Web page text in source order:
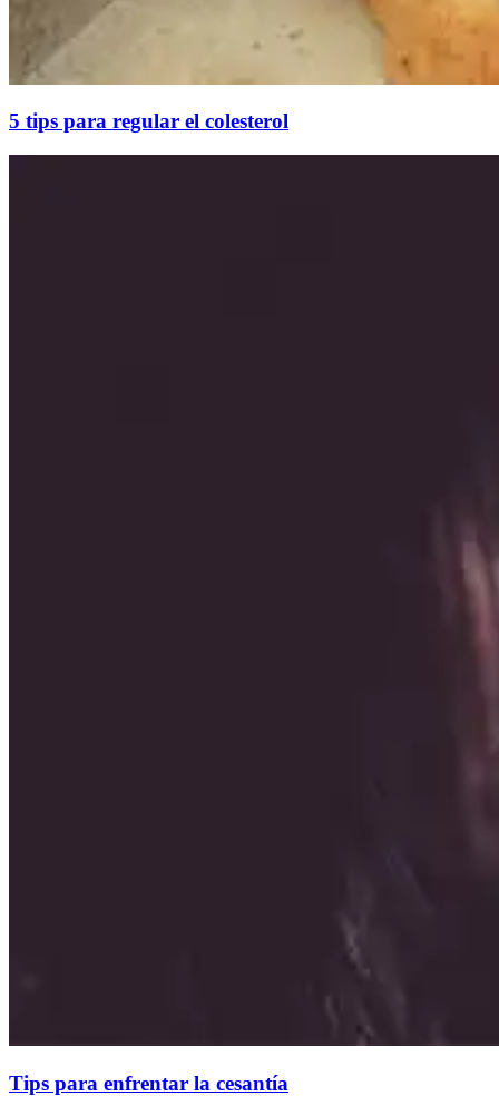
5 tips para regular el colesterol
Tips para enfrentar la cesantía